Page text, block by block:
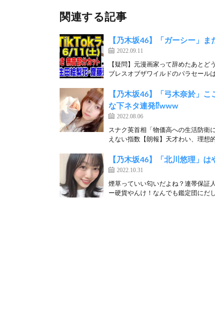
関連する記事
【乃木坂46】「ガーシー」
2022.09.11
【疑問】元漫画家って辞めたあと
ブレスオブザワイルドのパラセール
【乃木坂46】「弓木奈於」
な下ネタ連発⁉︎www
2022.08.06
スナク英首相「物価高への生活防衛
えない指数【朗報】天才わい、理想
【乃木坂46】「北川悠理」
2022.10.31
煙草っていい匂いだよね？連帯保証
ー硬貨やんけ！なんでも鑑定団にだ